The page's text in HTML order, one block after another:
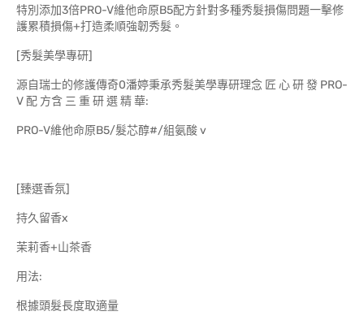
特別添加3倍PRO-V維他命原B5配方針對多種秀髮損傷問題一擊修
護累積損傷+打造柔順強韌秀髮。
[秀髮美學專研]
源自瑞士的修護傳奇0潘婷秉承秀髮美學專研理念 匠 心 研 發 PRO-
V 配 方含 三 重 研 選 精 華:
PRO-V維他命原B5/髮芯醇#/組氨酸 v
[臻選香氛]
持久留香x
茉莉香+山茶香
用法:
根據頭髮長度取適量